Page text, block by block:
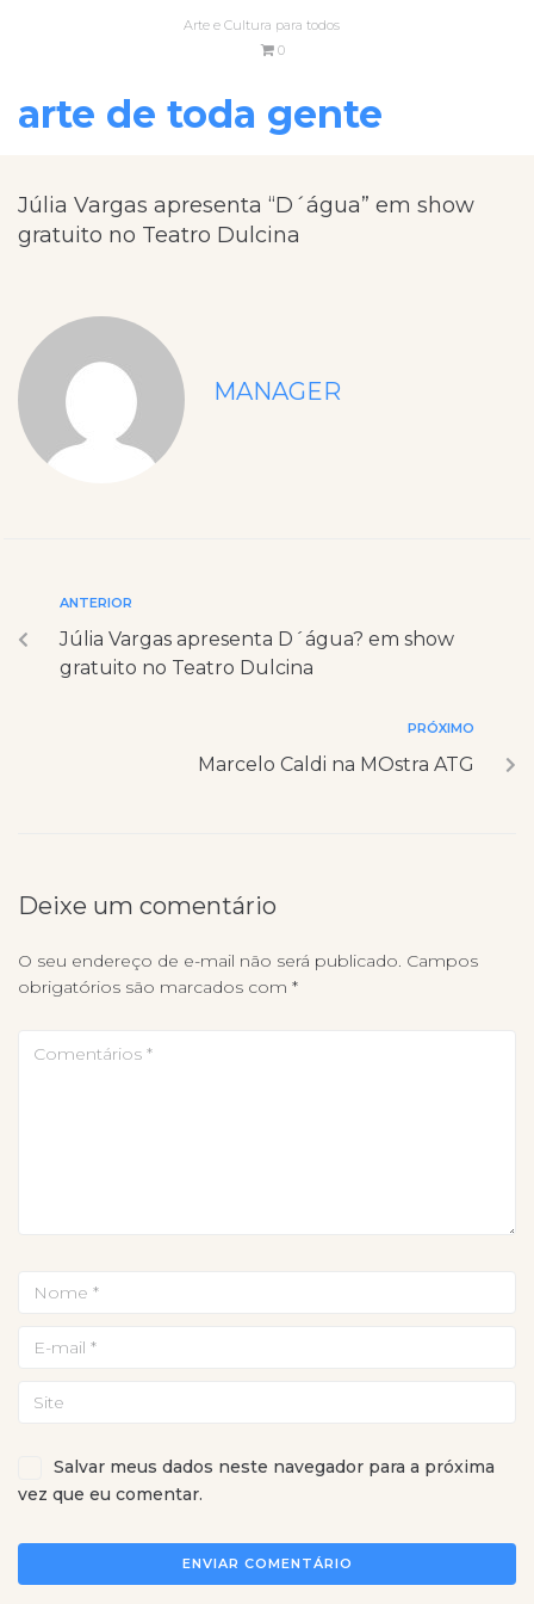
Arte e Cultura para todos
0
arte de toda gente
Júlia Vargas apresenta “D´água” em show
gratuito no Teatro Dulcina
MANAGER
ANTERIOR
Júlia Vargas apresenta D´água? em show
gratuito no Teatro Dulcina
PRÓXIMO
Marcelo Caldi na MOstra ATG
Deixe um comentário
O seu endereço de e-mail não será publicado. Campos
obrigatórios são marcados com *
Salvar meus dados neste navegador para a próxima
vez que eu comentar.